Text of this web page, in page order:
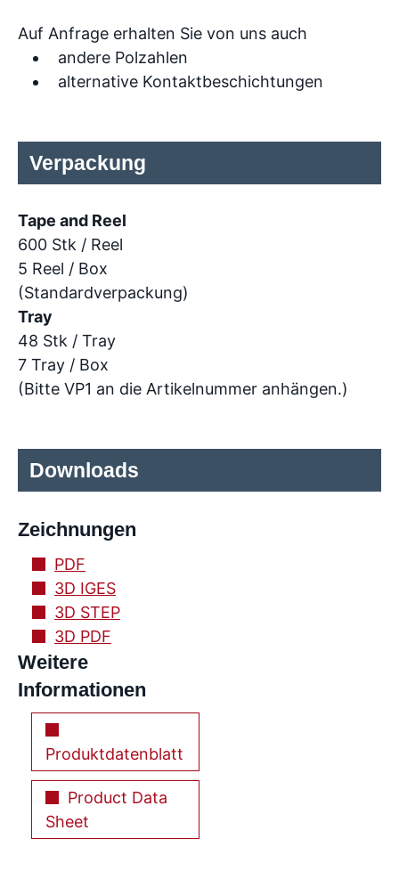
Auf Anfrage erhalten Sie von uns auch
andere Polzahlen
alternative Kontaktbeschichtungen
Verpackung
Tape and Reel
600 Stk / Reel
5 Reel / Box
(Standardverpackung)
Tray
48 Stk / Tray
7 Tray / Box
(Bitte VP1 an die Artikelnummer anhängen.)
Downloads
Zeichnungen
PDF
3D IGES
3D STEP
3D PDF
Weitere
Informationen
Produktdatenblatt
Product Data
Sheet